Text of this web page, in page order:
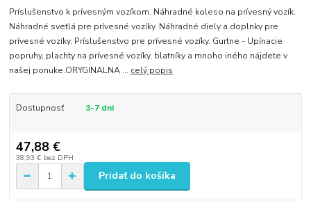
Príslušenstvo k prívesným vozíkom. Náhradné koleso na prívesný vozík.
Náhradné svetlá pre prívesné vozíky. Náhradné diely a doplnky pre
prívesné vozíky. Príslušenstvo pre prívesné vozíky. Gurtne - Upínacie
popruhy, plachty na prívesné vozíky, blatníky a mnoho iného nájdete v
našej ponuke.ORYGINALNA ... celý popis
Dostupnosť 3-7 dni
47,88 €
38,93 € bez DPH
Pridať do košíka